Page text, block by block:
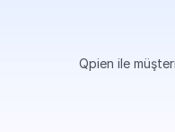
Qpien ile